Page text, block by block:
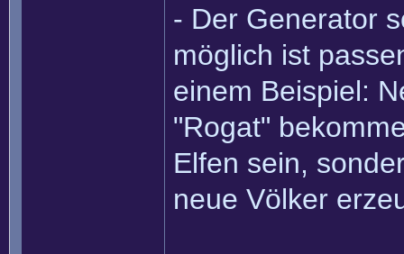
- Der Generator
möglich ist
einem Beispiel:
"Rogat"
Elfen sein,
neue Völker